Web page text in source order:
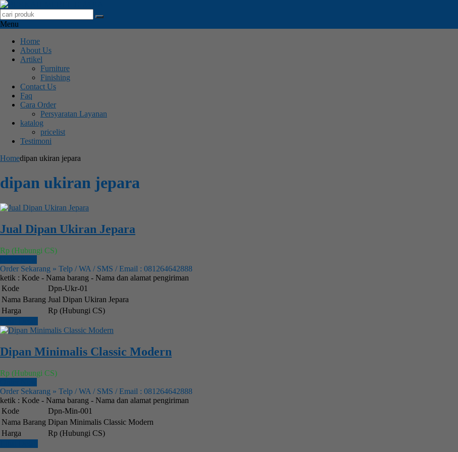
Menu
Home
About Us
Artikel
Furniture
Finishing
Contact Us
Faq
Cara Order
Persyaratan Layanan
katalog
pricelist
Testimoni
Homedipan ukiran jepara
dipan ukiran jepara
Jual Dipan Ukiran Jepara
Rp (Hubungi CS)
Order Sekarang » Telp / WA / SMS / Email : 081264642888
ketik : Kode - Nama barang - Nama dan alamat pengiriman
Kode
Dpn-Ukr-01
Nama Barang Jual Dipan Ukiran Jepara
Harga
Rp (Hubungi CS)
Dipan Minimalis Classic Modern
Rp (Hubungi CS)
Order Sekarang » Telp / WA / SMS / Email : 081264642888
ketik : Kode - Nama barang - Nama dan alamat pengiriman
Kode
Dpn-Min-001
Nama Barang Dipan Minimalis Classic Modern
Harga
Rp (Hubungi CS)